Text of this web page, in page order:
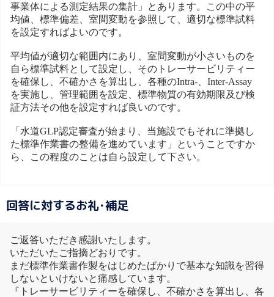
事業体による測定結果の集計」とあります。この中の平
均値、標準偏差、室間変動を参照して、適切な標準試料
を設定すればよいのです。
平均値が適切な範囲内にあり、室間変動が小さいものを
自ら標準試料として設定し、そのトレーサービリティー
を確保し、不確かさを算出し、各種のIntra-、Inter-Assay
を実施し、管理範囲を設定、標準物質の有効期限及び検
証方法その他を設定すれば良いのです。
「水道GLP認定審査が始まり、当施設でもそれに準拠し
た標準作業書の整備を進めています」ということですか
ら、この程度のことは自ら設定して下さい。
回答に対するお礼･補足
ご返答いただき感謝いたします。
いただいたご指摘どおりです。
まだ標準作業書作製をはじめたばかりで基本な知識を習得
しないといけないと痛感しています。
『トレーサービリティーを確保し、不確かさを算出し、各